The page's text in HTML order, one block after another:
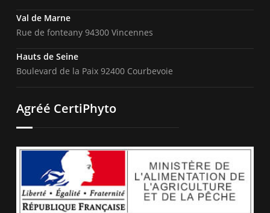
Val de Marne
Rue de fonteany 94300 Vincennes
Hauts de Seine
Boulevard de la Paix 92400 Courbevoie
Agréé CertiPhyto